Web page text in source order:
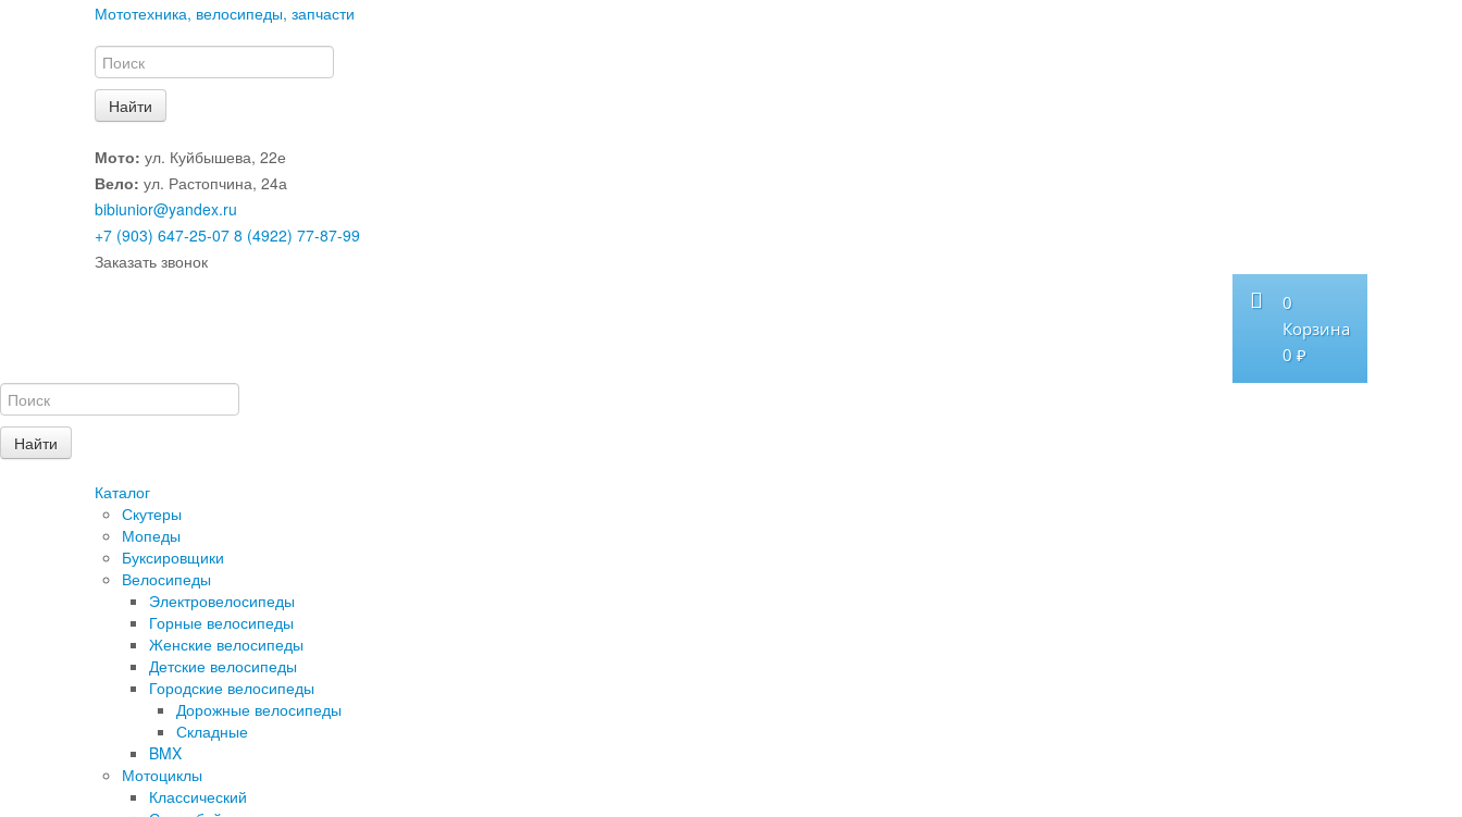
Мототехника, велосипеды, запчасти
Мото: ул. Куйбышева, 22е
Вело: ул. Растопчина, 24а
bibiunior@yandex.ru
+7 (903) 647-25-07 8 (4922) 77-87-99
Заказать звонок
0
Корзина
0 ₽
Каталог
Скутеры
Мопеды
Буксировщики
Велосипеды
Электровелосипеды
Горные велосипеды
Женские велосипеды
Детские велосипеды
Городские велосипеды
Дорожные велосипеды
Складные
BMX
Мотоциклы
Классический